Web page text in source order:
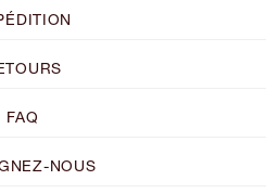
FAQ
NOUS